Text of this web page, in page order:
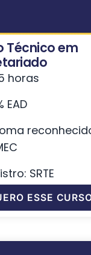
Técnico em
horas
EAD
SRTE
ESSE